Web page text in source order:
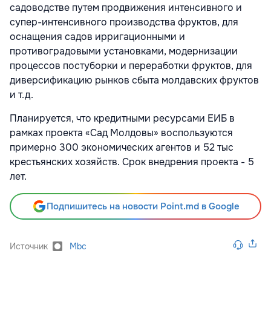
садоводстве путем продвижения интенсивного и
супер-интенсивного производства фруктов, для
оснащения садов ирригационными и
противоградовыми установками, модернизации
процессов постуборки и переработки фруктов, для
диверсификацию рынков сбыта молдавских фруктов
и т.д.
Планируется, что кредитными ресурсами ЕИБ в
рамках проекта «Сад Молдовы» воспользуются
примерно 300 экономических агентов и 52 тыс
крестьянских хозяйств. Срок внедрения проекта - 5
лет.
Подпишитесь на новости Point.md в Google
Источник Mbc